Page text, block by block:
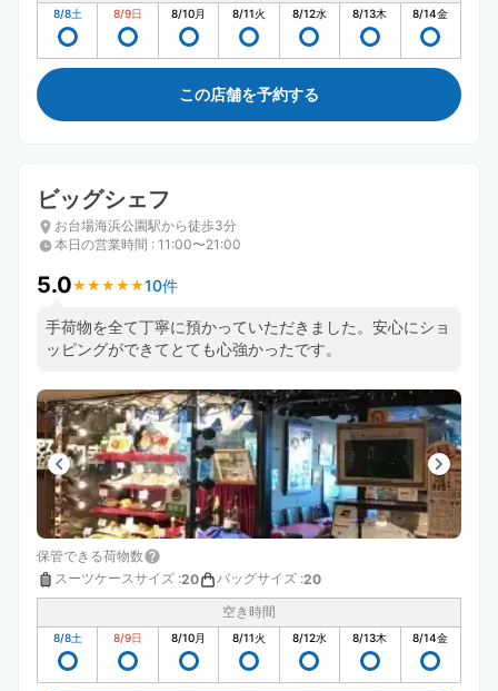
8/8土 8/9日 8/10月 8/11火 8/12水 8/13木 8/14金
この店舗を予約する
ビッグシェフ
お台場海浜公園駅から徒歩3分
本日の営業時間 : 11:00〜21:00
5.0★ ★ ★ ★ ★
★ ★ ★ ★ ★10件
手荷物を全て丁寧に預かっていただきました。安心にショ
ッピングができてとても心強かったです。
保管できる荷物数
スーツケースサイズ :20 バッグサイズ :20
空き時間
8/8土 8/9日 8/10月 8/11火 8/12水 8/13木 8/14金